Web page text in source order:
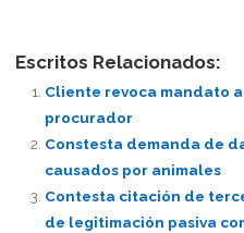
Escritos Relacionados:
Cliente revoca mandato
procurador
Constesta demanda de
causados por animales
Contesta citación de
de legitimación pasiva